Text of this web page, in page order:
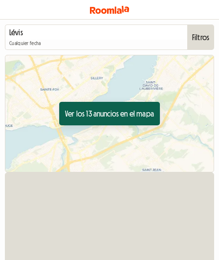
Cualquier fecha
Filtros
Ver los 13 anuncios en el mapa